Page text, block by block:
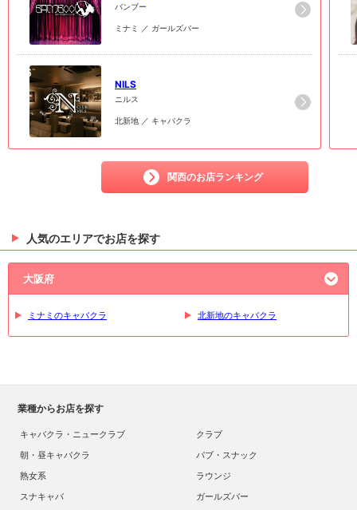
バンブー
ミナミ ／ ガールズバー
6
NILS
ニルス
北新地 ／ キャバクラ
関西のお店ランキング
人気のエリアでお店を探す
大阪府
ミナミのキャバクラ 北新地のキャバクラ
業種からお店を探す
キャバクラ・ニュークラブ
クラブ
朝・昼キャバクラ
パブ・スナック
熟女系
ラウンジ
スナキャバ
ガールズバー